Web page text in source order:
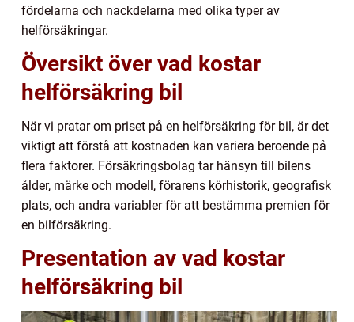
fördelarna och nackdelarna med olika typer av
helförsäkringar.
Översikt över vad kostar
helförsäkring bil
När vi pratar om priset på en helförsäkring för bil, är det
viktigt att förstå att kostnaden kan variera beroende på
flera faktorer. Försäkringsbolag tar hänsyn till bilens
ålder, märke och modell, förarens körhistorik, geografisk
plats, och andra variabler för att bestämma premien för
en bilförsäkring.
Presentation av vad kostar
helförsäkring bil